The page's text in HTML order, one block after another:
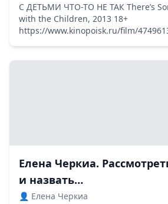
С ДЕТЬМИ ЧТО-ТО НЕ ТАК There’s
with the Children, 2013 18+
https://www.kinopoisk.ru/film/
Елена Черкиа.
и назвать…
👤 Елена Черкиа